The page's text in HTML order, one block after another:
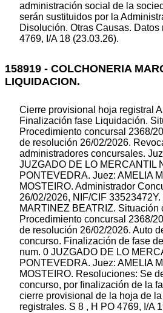
administración social de la
serán sustituidos por la
Disolución. Otras Causas. Datos
4769, I/A 18 (23.03.26).
158919 - COLCHONERIA
LIQUIDACION.
Cierre provisional hoja registral
Finalización fase Liquidación.
Procedimiento concursal 2368/
de resolución 26/02/2026.
administradores concursales.
JUZGADO DE LO MERCANTIL
PONTEVEDRA. Juez: AMELIA
MOSTEIRO. Administrador
26/02/2026, NIF/CIF 33523472Y.
MARTINEZ BEATRIZ. Situación
Procedimiento concursal 2368/
de resolución 26/02/2026. Auto
concurso. Finalización de fase
num. 0 JUZGADO DE LO
PONTEVEDRA. Juez: AMELIA
MOSTEIRO. Resoluciones: Se
concurso, por finalización de la
cierre provisional de la hoja de
registrales. S 8 , H PO 4769, I/A